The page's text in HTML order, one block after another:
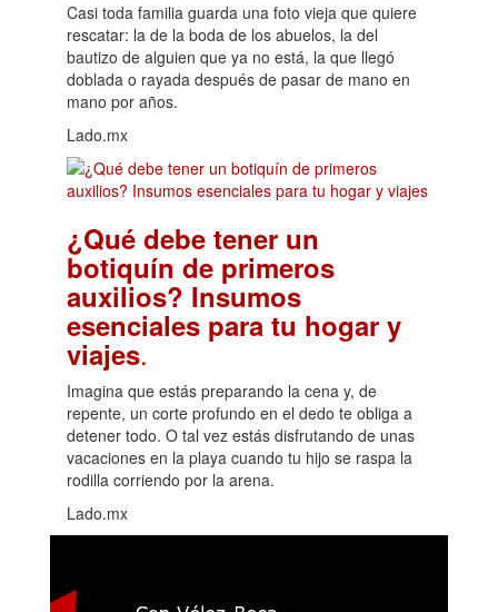
Casi toda familia guarda una foto vieja que quiere
rescatar: la de la boda de los abuelos, la del
bautizo de alguien que ya no está, la que llegó
doblada o rayada después de pasar de mano en
mano por años.
Lado.mx
¿Qué debe tener un
botiquín de primeros
auxilios? Insumos
esenciales para tu hogar y
viajes.
Imagina que estás preparando la cena y, de
repente, un corte profundo en el dedo te obliga a
detener todo. O tal vez estás disfrutando de unas
vacaciones en la playa cuando tu hijo se raspa la
rodilla corriendo por la arena.
Lado.mx